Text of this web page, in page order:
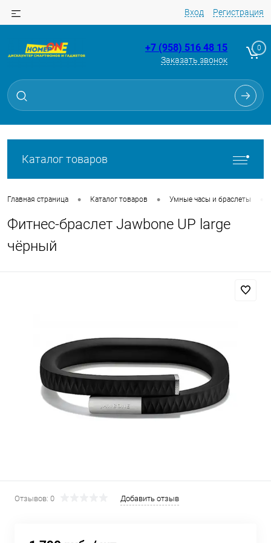
Вход Регистрация
+7 (958) 516 48 15
Заказать звонок
0
Каталог товаров
Главная страница • Каталог товаров • Умные часы и браслеты
Фитнес-браслет Jawbone UP large
чёрный
Отзывов: 0 Добавить отзыв
Для клиентов всех банков
Разбейте
без переплат
Сегодня
Оплачивайте сегодня только
% картой любого банка
Получайте товар
выбранный способом
по25%каждые 2 недели
Подробнее